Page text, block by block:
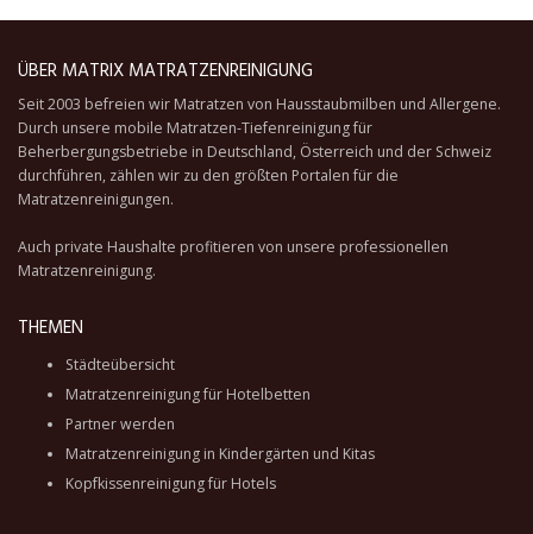
ÜBER MATRIX MATRATZENREINIGUNG
Seit 2003 befreien wir Matratzen von Hausstaubmilben und Allergene.
Durch unsere mobile Matratzen-Tiefenreinigungfür
Beherbergungsbetriebe in Deutschland, Österreich und der Schweiz
durchführen, zählen wir zu den größten Portalen für die
Matratzenreinigungen.
Auch private Haushalte profitieren von unsere professionellen
Matratzenreinigung.
THEMEN
Städteübersicht
Matratzenreinigung für Hotelbetten
Partner werden
Matratzenreinigung in Kindergärten und Kitas
Kopfkissenreinigung für Hotels